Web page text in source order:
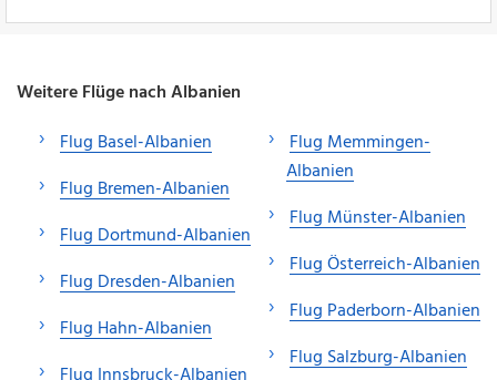
Weitere Flüge nach Albanien
Flug Basel-Albanien
Flug Bremen-Albanien
Flug Dortmund-Albanien
Flug Dresden-Albanien
Flug Hahn-Albanien
Flug Memmingen-
Albanien
Flug Münster-Albanien
Flug Österreich-Albanien
Flug Paderborn-Albanien
Flug Salzburg-Albanien